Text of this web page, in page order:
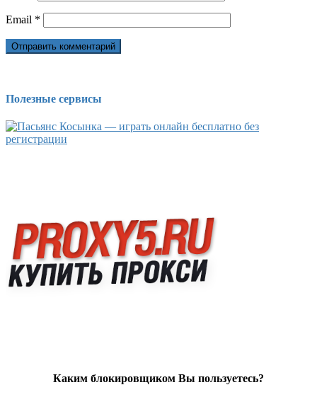
Email *
Полезные сервисы
Каким блокировщиком Вы пользуетесь?